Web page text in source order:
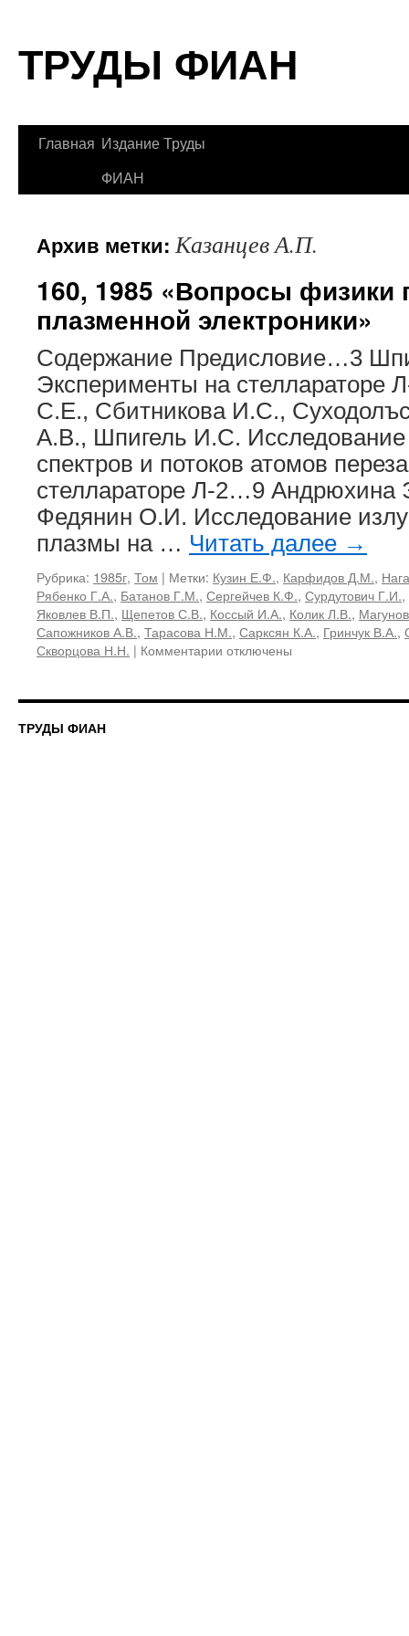
содержимому
ТРУДЫ ФИАН
Главная Издание Труды
ФИАН
Архив метки:Казанцев А.П.
160, 1985 «Вопросы физики
плазменной электроники»
Содержание Предисловие…3
Эксперименты на стеллараторе
С.Е., Сбитникова И.С.,
А.В., Шпигель И.С. Исследование
спектров и потоков атомов
стеллараторе Л-2…9
Федянин О.И. Исследование
плазмы на … Читать далее →
Рубрика: 1985г, Том | Метки: Кузин Е.Ф., Карфидов Д.М.,
Рябенко Г.А., Батанов Г.М., Сергейчев К.Ф., Сурдутович Г.И.,
Яковлев В.П., Щепетов С.В., Коссый И.А., Колик Л.В.,
Сапожников А.В., Тарасова Н.М., Сарксян К.А., Гринчук В.А.,
Скворцова Н.Н. | Комментарии к
1985
отключены
ТРУДЫ ФИАН